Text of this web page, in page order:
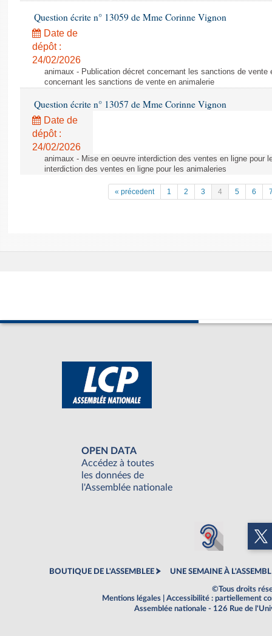
Question écrite n° 13059 de Mme Corinne Vignon
Date de
dépôt :
24/02/2026
animaux - Publication décret concernant les sanctions de vente
concernant les sanctions de vente en animalerie
Question écrite n° 13057 de Mme Corinne Vignon
Date de
dépôt :
24/02/2026
animaux - Mise en oeuvre interdiction des ventes en ligne pour
interdiction des ventes en ligne pour les animaleries
« précedent 1 2 3 4 5 6
OPEN DATA
Accédez à toutes
les données de
l'Assemblée nationale
BOUTIQUE DE L'ASSEMBLEE UNE SEMAINE À
©Tous droits
Mentions légales
Accessibilité : partiellement
Assemblée nationale - 126 Rue de